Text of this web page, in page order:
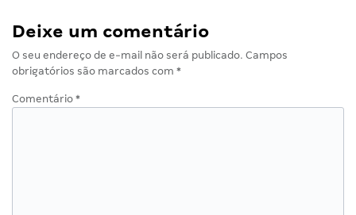
Deixe um comentário
O seu endereço de e-mail não será publicado. Campos
obrigatórios são marcados com *
Comentário *